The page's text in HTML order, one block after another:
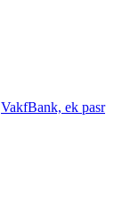
VakfBank, ek pasr